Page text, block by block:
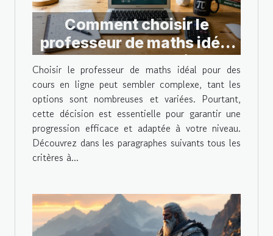
Comment choisir le
professeur de maths idéal
pour des cours en ligne ?
Choisir le professeur de maths idéal pour des
cours en ligne peut sembler complexe, tant les
options sont nombreuses et variées. Pourtant,
cette décision est essentielle pour garantir une
progression efficace et adaptée à votre niveau.
Découvrez dans les paragraphes suivants tous les
critères à...